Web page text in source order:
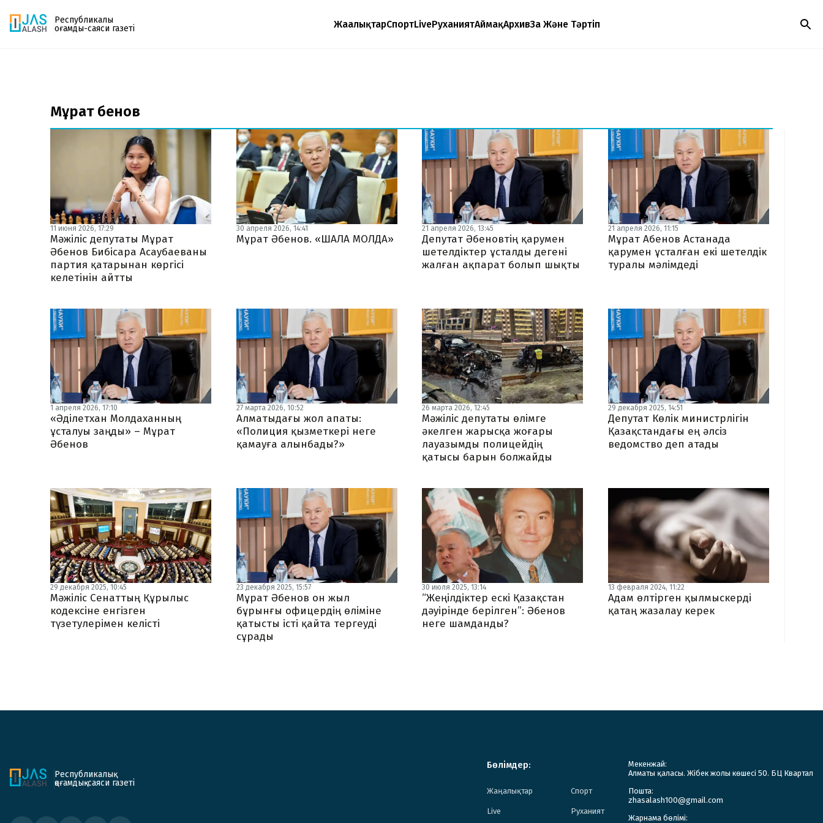
Республикалық
қоғамдық-саяси газеті
ЖаңалықтарСпортLiveРуханиятАймақАрхивЗаң Және Тәртіп
поштаңызға алып отырыңыз. Жаңа нөмір
шыққан сәтте сізге бірден жіберіледі. Тек email
енгізіңіз, біз қалғанын өзіміз жібереміз.
Мұрат Әбенов
11 июня 2026, 17:29
Мәжіліс депутаты Мұрат
Әбенов Бибісара Асаубаеваны
партия қатарынан көргісі
келетінін айтты
30 апреля 2026, 14:41
Мұрат Әбенов. «ШАЛА МОЛДА»
21 апреля 2026, 13:45
Депутат Әбеновтің қарумен
шетелдіктер ұсталды дегені
жалған ақпарат болып шықты
21 апреля 2026, 11:15
Мұрат Абенов Астанада
қарумен ұсталған екі шетелдік
туралы мәлімдеді
1 апреля 2026, 17:10
«Әділетхан Молдаханның
ұсталуы заңды» – Мұрат
Әбенов
27 марта 2026, 10:52
Алматыдағы жол апаты:
«Полиция қызметкері неге
қамауға алынбады?»
26 марта 2026, 12:45
Мәжіліс депутаты өлімге
әкелген жарысқа жоғары
лауазымды полицейдің
қатысы барын болжайды
29 декабря 2025, 14:51
Депутат Көлік министрлігін
Қазақстандағы ең әлсіз
ведомство деп атады
29 декабря 2025, 10:45
Мәжіліс Сенаттың Құрылыс
кодексіне енгізген
түзетулерімен келісті
23 декабря 2025, 15:57
Мұрат Әбенов он жыл
бұрынғы офицердің өліміне
қатысты істі қайта тергеуді
сұрады
30 июля 2025, 13:14
“Жеңілдіктер ескі Қазақстан
дәуірінде берілген”: Әбенов
неге шамданды?
13 февраля 2024, 11:22
Адам өлтірген қылмыскерді
қатаң жазалау керек
Республикалық
қоғамдық-саяси газеті
Бөлімдер:
Жаңалықтар Спорт
Live Руханият
Мекенжай:
Алматы қаласы. Жібек жолы көшесі 50. БЦ Квартал
Пошта:
zhasalash100@gmail.com
Жарнама бөлімі: